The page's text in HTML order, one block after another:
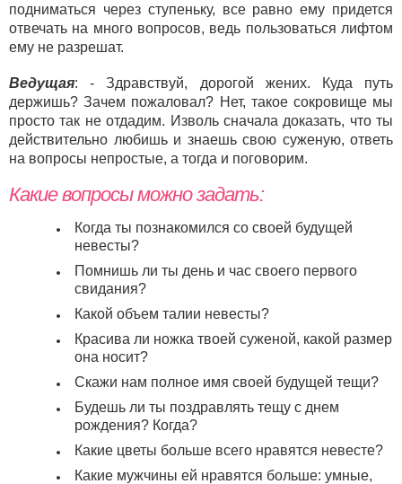
подниматься через ступеньку, все равно ему придется
отвечать на много вопросов, ведь пользоваться лифтом
ему не разрешат.
Ведущая: - Здравствуй, дорогой жених. Куда путь
держишь? Зачем пожаловал? Нет, такое сокровище мы
просто так не отдадим. Изволь сначала доказать, что ты
действительно любишь и знаешь свою суженую, ответь
на вопросы непростые, а тогда и поговорим.
Какие вопросы можно задать:
Когда ты познакомился со своей будущей
невесты?
Помнишь ли ты день и час своего первого
свидания?
Какой объем талии невесты?
Красива ли ножка твоей суженой, какой размер
она носит?
Скажи нам полное имя своей будущей тещи?
Будешь ли ты поздравлять тещу с днем
рождения? Когда?
Какие цветы больше всего нравятся невесте?
Какие мужчины ей нравятся больше: умные,